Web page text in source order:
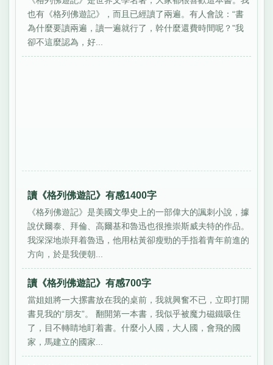
也有《格列佛遊記》，而且已經讀了兩遍。有人會說：“書
為什麼要讀兩遍，讀一遍就行了，幹什麼還費時間呢？”我
卻不這麼認為，好...
讀《格列佛遊記》有感1400字
《格列佛遊記》是美國文學史上的一部偉大的諷刺小說，據
說伏爾泰、拜倫、高爾基和魯迅也很推崇斯威夫特的作品。
我深深地崇拜着魯迅，他用枯黃卻瘦勁的手指着青年前進的
方向，於是我便朝...
讀《格列佛遊記》有感700字
當姐姐將一大摞書放在我的桌前，我就興奮不已，立即打開
書見我的“朋友”。 翻開第一本書，我似乎被魔力磁鐵吸住
了，目不轉睛地盯着書。什麼小人國，大人國，會飛的國
家，馬建立的國家...